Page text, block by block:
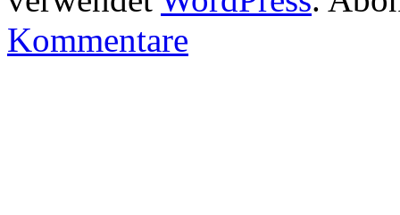
Kommentare